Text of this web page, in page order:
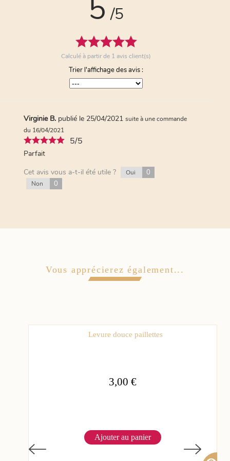
5 /5
Calculé à partir de 1 avis client(s)
Trier l'affichage des avis :
Virginie B. publié le 25/04/2021 suite à une commande
du 16/04/2021
5/5
Parfait
Cet avis vous a-t-il été utile ?
Oui 0
Non 0
Vous apprécierez également...
Levure douce paillettes
3,00 €
Ajouter au panier